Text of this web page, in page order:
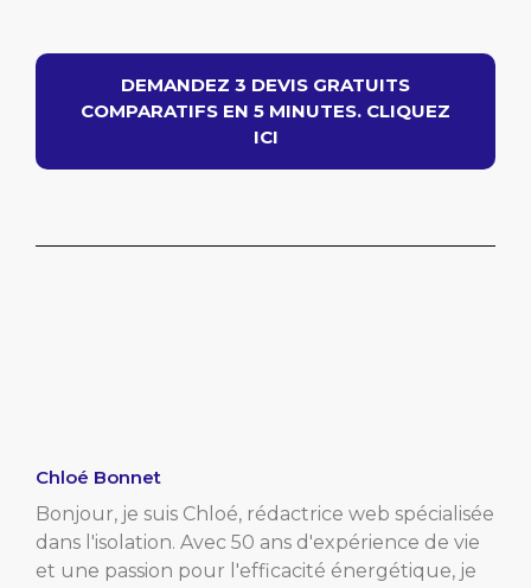
DEMANDEZ 3 DEVIS GRATUITS
COMPARATIFS EN 5 MINUTES. CLIQUEZ
ICI
Chloé Bonnet
Bonjour, je suis Chloé, rédactrice web spécialisée
dans l'isolation. Avec 50 ans d'expérience de vie
et une passion pour l'efficacité énergétique, je